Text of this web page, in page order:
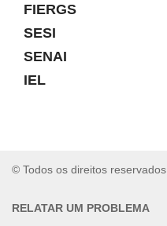
FIERGS
SESI
SENAI
IEL
© Todos os direitos reservados.
RELATAR UM PROBLEMA